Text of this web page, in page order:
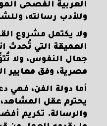
العربية الفصحى
وللأدب رسالته،
ولا يكتمل مشروع
العميقة التي تُحدث
جمال النفوس، ولا
مصرية، وفق معايير
أما دولة الفن، فهي
يحترم عقل
والرسالة. تكريم